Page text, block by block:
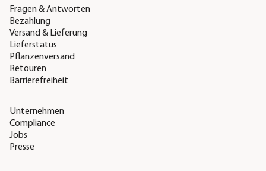
Fragen & Antworten
Bezahlung
Versand & Lieferung
Lieferstatus
Pflanzenversand
Retouren
Barrierefreiheit
Unternehmen
Compliance
Jobs
Presse